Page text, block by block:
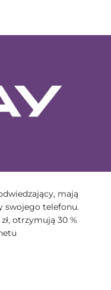
mają
swojego telefonu.
otrzymują 30 %